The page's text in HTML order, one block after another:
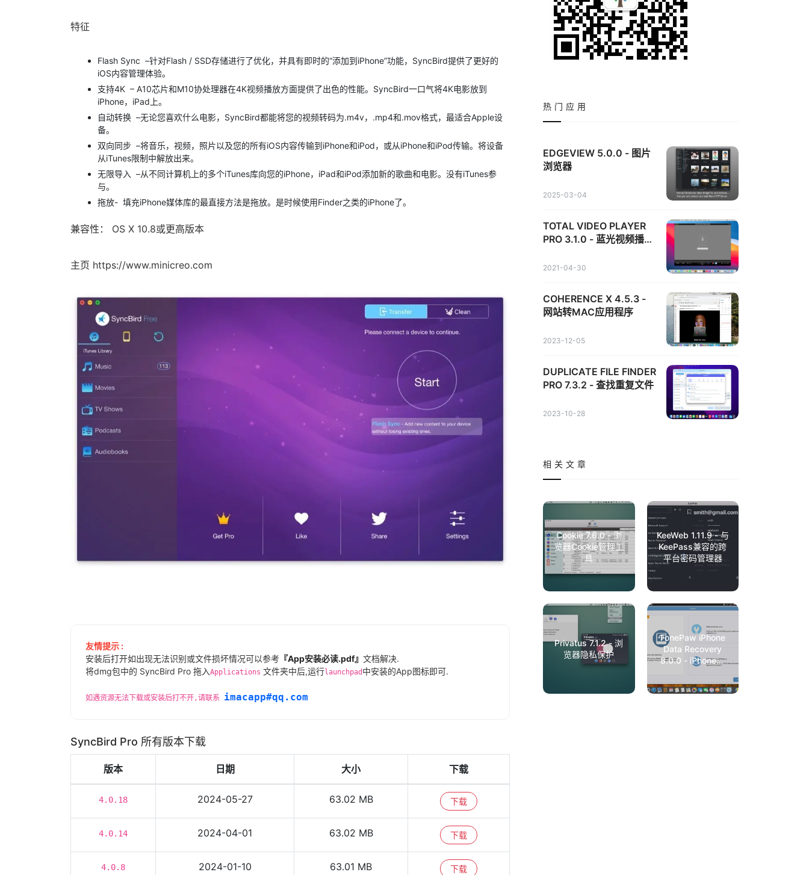
特征
Flash Sync –针对Flash / SSD存储进行了优化，并具有即时的“添加到iPhone”功能，SyncBird提供了更好的
iOS内容管理体验。
支持4K – A10芯片和M10协处理器在4K视频播放方面提供了出色的性能。SyncBird一口气将4K电影放到
iPhone，iPad上。
自动转换 –无论您喜欢什么电影，SyncBird都能将您的视频转码为.m4v，.mp4和.mov格式，最适合Apple设
备。
双向同步 –将音乐，视频，照片以及您的所有iOS内容传输到iPhone和iPod，或从iPhone和iPod传输。将设备
从iTunes限制中解放出来。
无限导入 –从不同计算机上的多个iTunes库向您的iPhone，iPad和iPod添加新的歌曲和电影。没有iTunes参
与。
拖放- 填充iPhone媒体库的最直接方法是拖放。是时候使用Finder之类的iPhone了。
兼容性： OS X 10.8或更高版本
主页 https://www.minicreo.com
友情提示 :
安装后打开如出现无法识别或文件损坏情况可以参考 『App安装必读.pdf』 文档解决.
将dmg包中的 SyncBird Pro 拖入Applications 文件夹中后,运行launchpad 中安装的App图标即可.
如遇资源无法下载或安装后打不开,请联系 imacapp#qq.com
SyncBird Pro 所有版本下载
版本 日期 大小 下载
4.0.18 2024-05-27 63.02 MB 下载
4.0.14 2024-04-01 63.02 MB 下载
4.0.8 2024-01-10 63.01 MB 下载
热门应用
EDGEVIEW 5.0.0 - 图片
浏览器
2025-03-04
TOTAL VIDEO PLAYER
PRO 3.1.0 - 蓝光视频播放
2021-04-30
COHERENCE X 4.5.3 -
网站转MAC应用程序
2023-12-05
DUPLICATE FILE FINDER
PRO 7.3.2 - 查找重复文件
2023-10-28
相关文章
Cookie 7.6.0 - 浏
览器Cookie管理工
具
KeeWeb 1.11.9 - 与
KeePass兼容的跨
平台密码管理器
Privatus 7.1.2 - 浏
览器隐私保护
FonePaw iPhone
Data Recovery
8.0.0 - iPhone数